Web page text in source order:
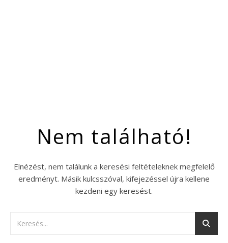
Nem található!
Elnézést, nem találunk a keresési feltételeknek megfelelő
eredményt. Másik kulcsszóval, kifejezéssel újra kellene
kezdeni egy keresést.